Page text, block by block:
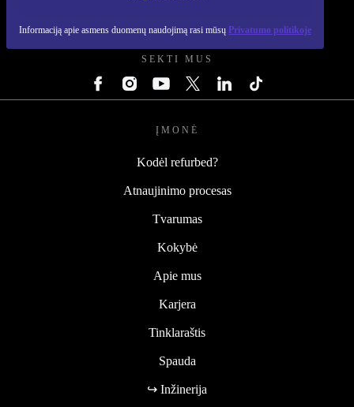
Informaciją apie asmens duomenų naudojimą rasi mūsų Privatumo politikoje
SEKTI MUS
ĮMONĖ
Kodėl refurbed?
Atnaujinimo procesas
Tvarumas
Kokybė
Apie mus
Karjera
Tinklaraštis
Spauda
↪ Inžinerija